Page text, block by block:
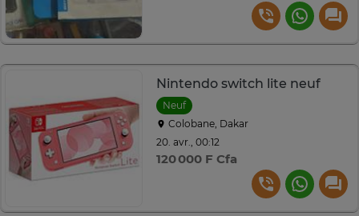
Nintendo switch lite neuf
Neuf
Colobane, Dakar
20. avr., 00:12
120 000 F Cfa